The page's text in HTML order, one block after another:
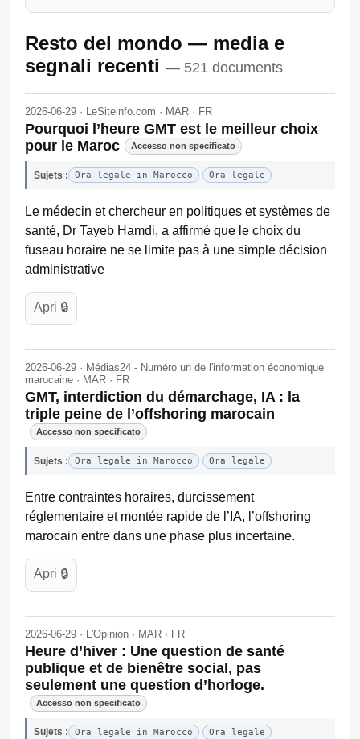
Resto del mondo — media e
segnali recenti — 521 documents
2026-06-29 · LeSiteinfo.com · MAR · FR
Pourquoi l’heure GMT est le meilleur choix
pour le Maroc
Accesso non specificato
Sujets : Ora legale in Marocco Ora legale
Le médecin et chercheur en politiques et systèmes de
santé, Dr Tayeb Hamdi, a affirmé que le choix du
fuseau horaire ne se limite pas à une simple décision
administrative
Apri 🔒
2026-06-29 · Médias24 - Numéro un de l'information économique
marocaine · MAR · FR
GMT, interdiction du démarchage, IA : la
triple peine de l’offshoring marocain
Accesso non specificato
Sujets : Ora legale in Marocco Ora legale
Entre contraintes horaires, durcissement
réglementaire et montée rapide de l’IA, l’offshoring
marocain entre dans une phase plus incertaine.
Apri 🔒
2026-06-29 · L'Opinion · MAR · FR
Heure d’hiver : Une question de santé
publique et de bienêtre social, pas
seulement une question d’horloge.
Accesso non specificato
Sujets : Ora legale in Marocco Ora legale